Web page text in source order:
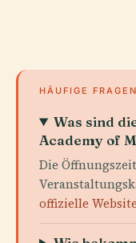
HÄUFIGE FRAGEN
Was sind
Academy of
Die
offizielle Website